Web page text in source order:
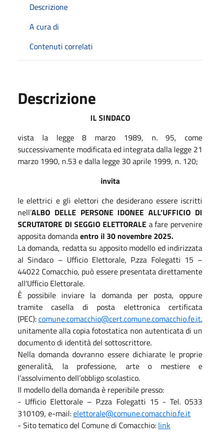
Descrizione
A cura di
Contenuti correlati
Descrizione
IL SINDACO
vista la legge 8 marzo 1989, n. 95, come
successivamente modificata ed integrata dalla legge 21
marzo 1990, n.53 e dalla legge 30 aprile 1999, n. 120;
invita
le elettrici e gli elettori che desiderano essere iscritti
nell’ALBO DELLE PERSONE IDONEE ALL’UFFICIO DI
SCRUTATORE DI SEGGIO ELETTORALE a fare pervenire
apposita domandaentro il 30 novembre 2025.
La domanda, redatta su apposito modello ed indirizzata
al Sindaco – Ufficio Elettorale, P.zza Folegatti 15 –
44022 Comacchio, può essere presentata direttamente
all'Ufficio Elettorale.
È possibile inviare la domanda per posta, oppure
tramite casella di posta elettronica certificata
(PEC):comune.comacchio@cert.comune.comacchio.fe.it,
unitamente alla copia fotostatica non autenticata di un
documento di identità del sottoscrittore.
Nella domanda dovranno essere dichiarate le proprie
generalità, la professione, arte o mestiere e
l’assolvimento dell’obbligo scolastico.
Il modello della domanda è reperibile presso:
- Ufficio Elettorale – P.zza Folegatti 15 - Tel. 0533
310109, e-mail:elettorale@comune.comacchio.fe.it
- Sito tematico del Comune di Comacchio: link